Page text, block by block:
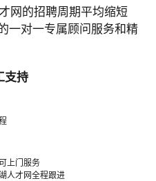
网的招聘周期平均缩短
一对一专属顾问服务和精
支持
上门服务
人才网全程跟进